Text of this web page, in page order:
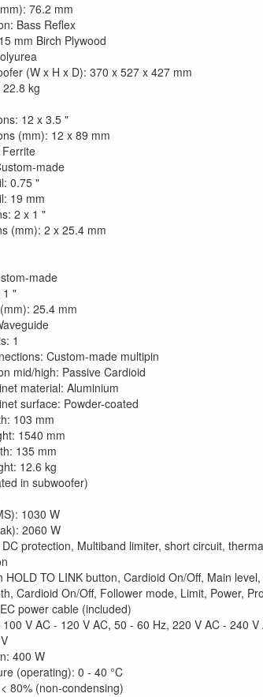
76.2 mm
Bass Reflex
mm Birch Plywood
(W x H x D): 370 x 527 x 427 mm
kg
12 x 3.5 "
(mm): 12 x 89 mm
made
0.75 "
19 mm
2 x 1 "
(mm): 2 x 25.4 mm
made
1 "
25.4 mm
1
Custom-made multipin
mid/high: Passive Cardioid
material: Aluminium
surface: Powder-coated
103 mm
1540 mm
135 mm
12.6 kg
in subwoofer)
1030 W
2060 W
protection, Multiband limiter, short circuit,
HOLD TO LINK button, Cardioid On/Off, Main
Cardioid On/Off, Follower mode, Limit, Power,
power cable (included)
V AC - 120 V AC, 50 - 60 Hz, 220 V AC - 240
400 W
(operating): 0 - 40 °C
80% (non-condensing)